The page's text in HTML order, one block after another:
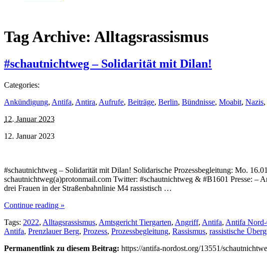
Tag Archive: Alltagsrassismus
#schautnichtweg – Solidarität mit Dilan!
Categories:
Ankündigung, Antifa, Antira, Aufrufe, Beiträge, Berlin, Bündnisse, Moabit, Nazis,
12. Januar 2023
12. Januar 2023
#schautnichtweg – Solidarität mit Dilan! Solidarische Prozessbegleitung: Mo.
schautnichtweg(a)protonmail.com Twitter: #schautnichtweg & #B1601 Presse: –
drei Frauen in der Straßenbahnlinie M4 rassistisch …
Continue reading »
Tags: 2022, Alltagsrassismus, Amtsgericht Tiergarten, Angriff, Antifa, Antifa
Antifa, Prenzlauer Berg, Prozess, Prozessbegleitung, Rassismus, rassistische
Permanentlink zu diesem Beitrag: https://antifa-nordost.org/13551/